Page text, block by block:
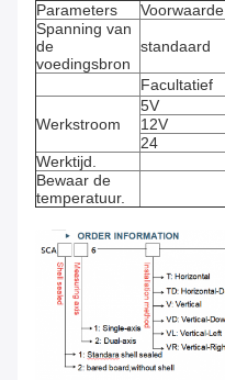
Parameters Voorwaarde
Spanning van
de
voedingsbron
standaard
Facultatief
Werkstroom
5V
12V
24
Werktijd.
Bewaar de
temperatuur.